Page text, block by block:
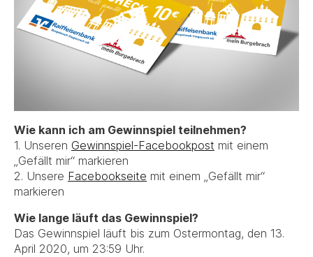
Wie kann ich am Gewinnspiel teilnehmen?
1. Unseren Gewinnspiel-Facebookpost mit einem
„Gefällt mir“ markieren
2. Unsere Facebookseite mit einem „Gefällt mir“
markieren
Wie lange läuft das Gewinnspiel?
Das Gewinnspiel läuft bis zum Ostermontag, den 13.
April 2020, um 23:59 Uhr.